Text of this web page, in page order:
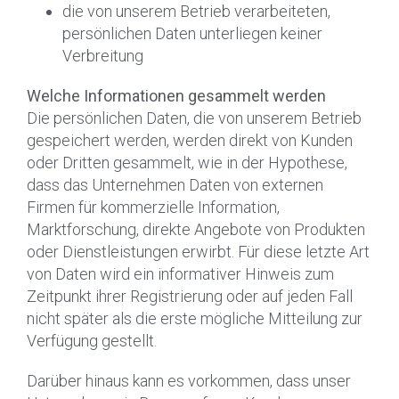
die von unserem Betrieb verarbeiteten,
persönlichen Daten unterliegen keiner
Verbreitung
Welche Informationen gesammelt werden
Die persönlichen Daten, die von unserem Betrieb
gespeichert werden, werden direkt von Kunden
oder Dritten gesammelt, wie in der Hypothese,
dass das Unternehmen Daten von externen
Firmen für kommerzielle Information,
Marktforschung, direkte Angebote von Produkten
oder Dienstleistungen erwirbt. Für diese letzte Art
von Daten wird ein informativer Hinweis zum
Zeitpunkt ihrer Registrierung oder auf jeden Fall
nicht später als die erste mögliche Mitteilung zur
Verfügung gestellt.
Darüber hinaus kann es vorkommen, dass unser